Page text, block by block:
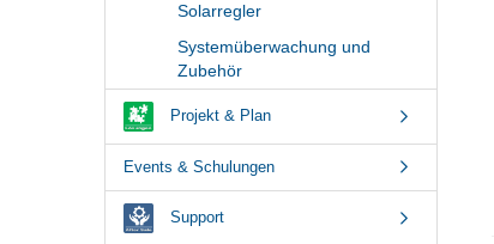
Solarregler
Systemüberwachung und
Zubehör
Projekt & Plan
Events & Schulungen
Support